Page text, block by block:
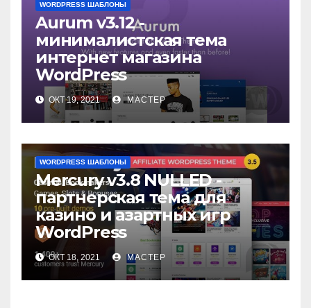
WORDPRESS ШАБЛОНЫ
Aurum v3.12 -
минималистская тема
интернет магазина
WordPress
ОКТ 19, 2021 МАСТЕР
WORDPRESS ШАБЛОНЫ
Mercury v3.8 NULLED -
партнерская тема для
казино и азартных игр
WordPress
ОКТ 18, 2021 МАСТЕР